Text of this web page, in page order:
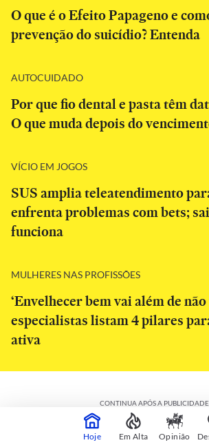
O que é o Efeito Papageno e
prevenção do suicídio? Entenda
AUTOCUIDADO
Por que fio dental e pasta têm
O que muda depois do
VÍCIO EM JOGOS
SUS amplia teleatendimento
enfrenta problemas com bets;
funciona
MULHERES NAS PROFISSÕES
‘Envelhecer bem vai além de não
especialistas listam 4 pilares
ativa
CONTINUA APÓS A PUBLICIDADE
Hoje Em Alta Opinião